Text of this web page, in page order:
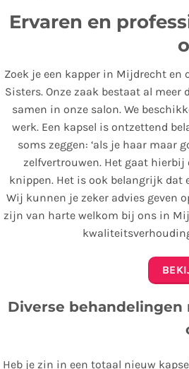
Ervaren en
Zoek je een kapper in Mijdrecht en
Sisters. Onze zaak bestaat al
samen in onze salon. We
werk. Een kapsel is ontzettend
soms zeggen: ‘als je haar maar
zelfvertrouwen. Het gaat hierbij
knippen. Het is ook belangrijk dat
Wij kunnen je zeker advies geven
zijn van harte welkom bij ons in
Diverse
Heb je zin in een totaal nieuw